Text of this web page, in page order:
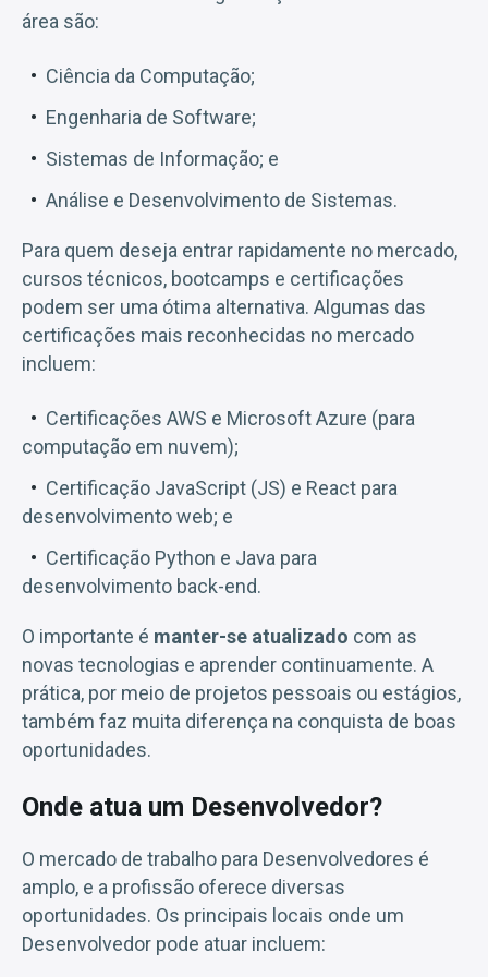
área são:
Ciência da Computação;
Engenharia de Software;
Sistemas de Informação; e
Análise e Desenvolvimento de Sistemas.
Para quem deseja entrar rapidamente no mercado,
cursos técnicos, bootcamps e certificações
podem ser uma ótima alternativa. Algumas das
certificações mais reconhecidas no mercado
incluem:
Certificações AWS e Microsoft Azure (para
computação em nuvem);
Certificação JavaScript (JS) e React para
desenvolvimento web; e
Certificação Python e Java para
desenvolvimento back-end.
O importante é manter-se atualizado com as
novas tecnologias e aprender continuamente. A
prática, por meio de projetos pessoais ou estágios,
também faz muita diferença na conquista de boas
oportunidades.
Onde atua um Desenvolvedor?
O mercado de trabalho para Desenvolvedores é
amplo, e a profissão oferece diversas
oportunidades. Os principais locais onde um
Desenvolvedor pode atuar incluem: